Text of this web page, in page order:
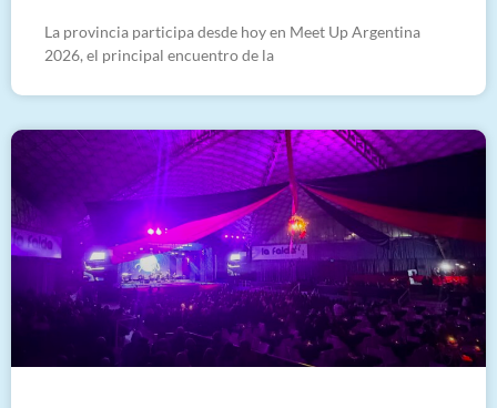
La provincia participa desde hoy en Meet Up Argentina
2026, el principal encuentro de la